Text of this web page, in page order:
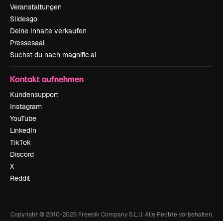
Veranstaltungen
Slidesgo
Deine Inhalte verkaufen
Pressesaal
Suchst du nach magnific.ai
Kontakt aufnehmen
Kundensupport
Instagram
YouTube
LinkedIn
TikTok
Discord
X
Reddit
Copyright © 2010-2026Freepik Company S.L.U. Alle Rechte vorbehalten.